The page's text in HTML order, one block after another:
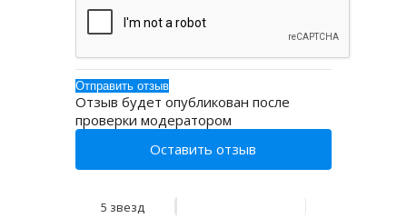
Отзыв будет опубликован после
проверки модератором
Оставить отзыв
5 звезд